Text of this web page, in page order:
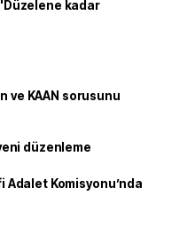
'Düzelene kadar
ve KAAN sorusunu
düzenleme
Adalet Komisyonu’nda